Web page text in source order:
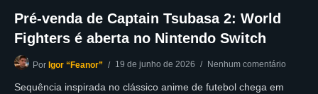
Pré-venda de Captain Tsubasa 2: World
Fighters é aberta no Nintendo Switch
Por Igor “Feanor” 19 de junho de 2026 Nenhum comentário
Sequência inspirada no clássico anime de futebol chega em